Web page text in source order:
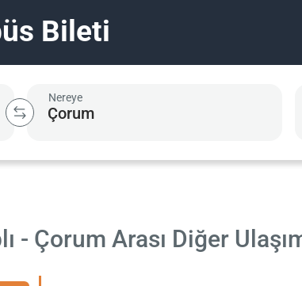
Bileti
Nereye
- Çorum Arası Diğer